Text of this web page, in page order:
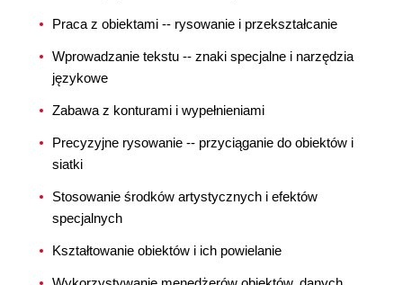
Praca z obiektami -- rysowanie i przekształcanie
Wprowadzanie tekstu -- znaki specjalne i narzędzia
językowe
Zabawa z konturami i wypełnieniami
Precyzyjne rysowanie -- przyciąganie do obiektów i
siatki
Stosowanie środków artystycznych i efektów
specjalnych
Kształtowanie obiektów i ich powielanie